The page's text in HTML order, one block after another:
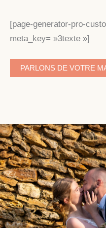
[page-generator-pro-
meta_key= »3texte »]
PARLONS DE VOTRE